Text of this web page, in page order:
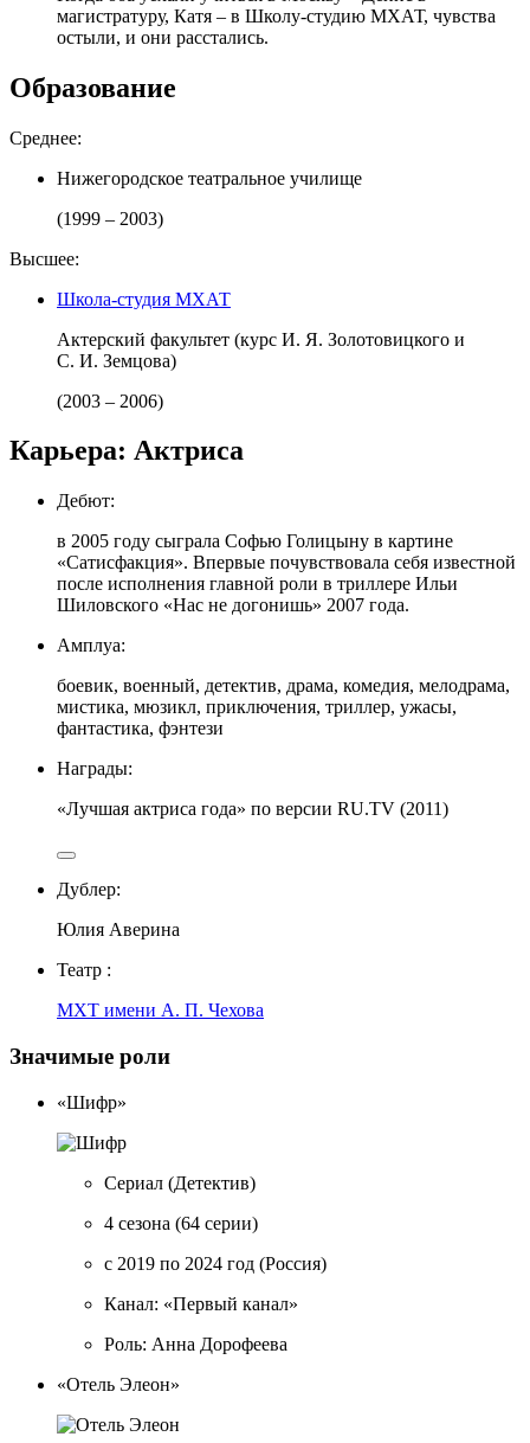
магистратуру, Катя – в Школу-студию МХАТ, чувства
остыли, и они расстались.
Образование
Среднее:
Нижегородское театральное училище
(1999 – 2003)
Высшее:
Школа-студия МХАТ
Актерский факультет (курс И. Я. Золотовицкого и
С. И. Земцова)
(2003 – 2006)
Карьера: Актриса
Дебют:
в 2005 году сыграла Софью Голицыну в картине
«Сатисфакция». Впервые почувствовала себя известной
после исполнения главной роли в триллере Ильи
Шиловского «Нас не догонишь» 2007 года.
Амплуа:
боевик, военный, детектив, драма, комедия, мелодрама,
мистика, мюзикл, приключения, триллер, ужасы,
фантастика, фэнтези
Награды:
«Лучшая актриса года» по версии RU.TV (2011)
Дублер:
Юлия Аверина
Театр :
МХТ имени А. П. Чехова
Значимые роли
«Шифр»
Сериал (Детектив)
4 сезона (64 серии)
с 2019 по 2024 год (Россия)
Канал: «Первый канал»
Роль: Анна Дорофеева
«Отель Элеон»